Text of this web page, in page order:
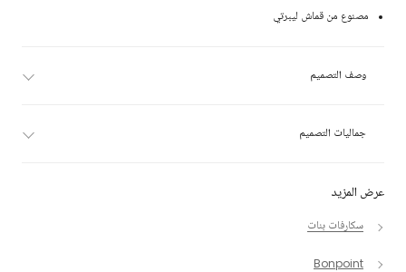
عرض المزيد
سكارفات بنات
Bonpoint
مصنوع من قماش ليبرتي
وصف التصميم
جماليات التصميم